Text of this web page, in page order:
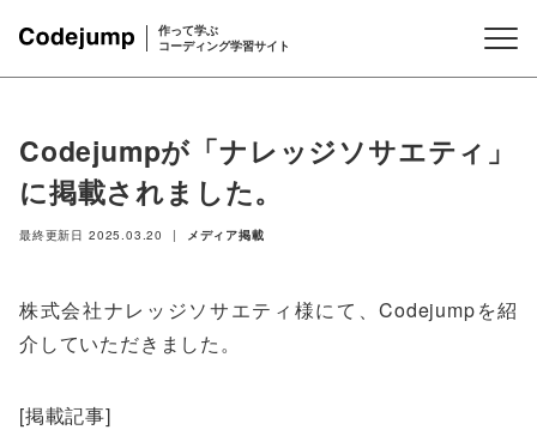
作って学ぶ
コーディング学習サイト
Codejumpが「ナレッジソサエティ」
に掲載されました。
最終更新日 2025.03.20 | メディア掲載
株式会社ナレッジソサエティ様にて、Codejumpを紹
介していただきました。
[掲載記事]